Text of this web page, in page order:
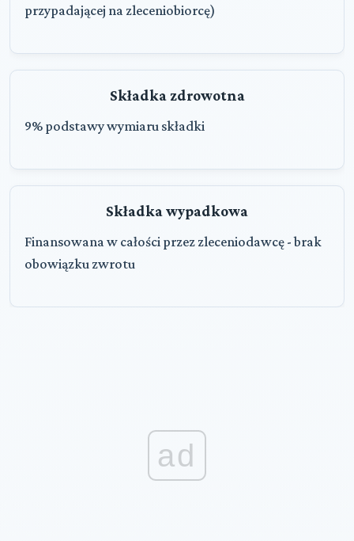
przypadającej na zleceniobiorcę)
Składka zdrowotna
9% podstawy wymiaru składki
Składka wypadkowa
Finansowana w całości przez zleceniodawcę - brak
obowiązku zwrotu
ad